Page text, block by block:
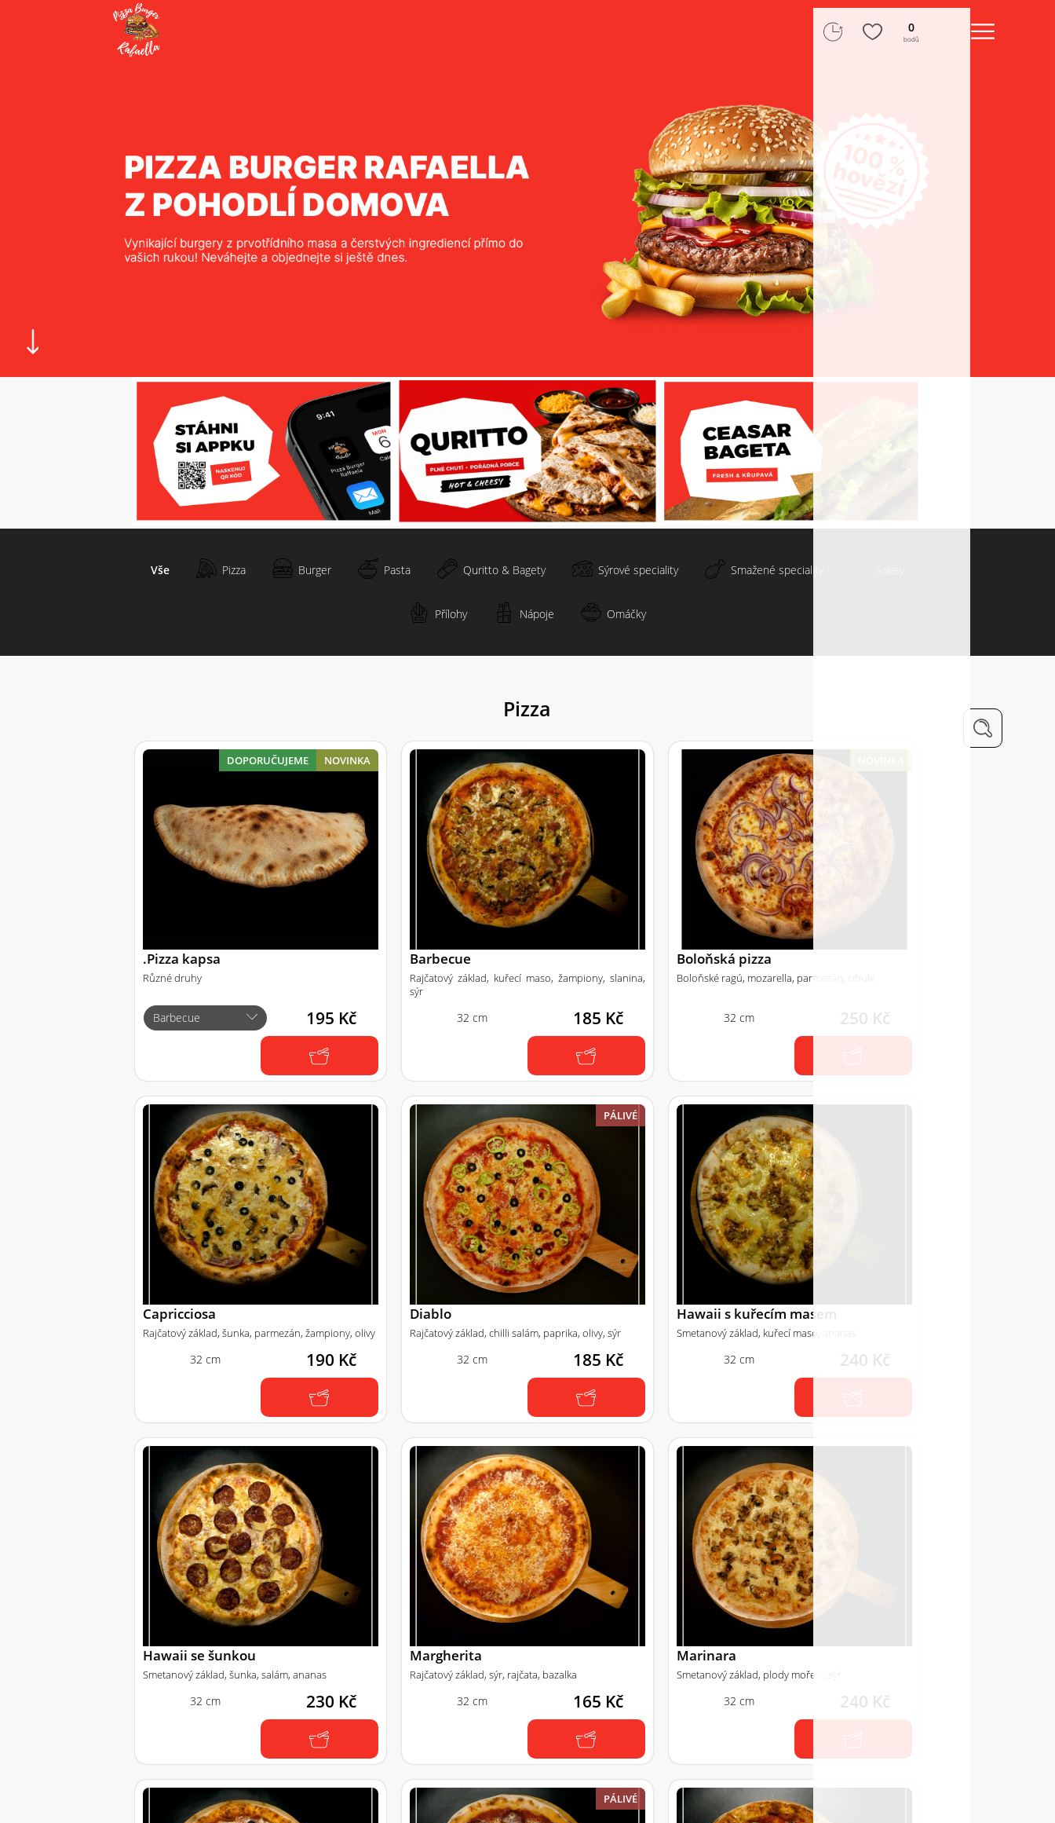
0
bodů
Vše Pizza Burger Pasta Quritto & Bagety Sýrové speciality Smažené speciality
Přílohy Nápoje Omáčky
Pizza
NOVINKA
DOPORUČUJEME
.Pizza kapsa
Různé druhy
195 Kč
Barbecue
Rajčatový základ, kuřecí maso, žampiony, slanina,
sýr
32 cm 185 Kč
Boloňská pizza
Boloňské ragú, mozarella, parmezán, cibule
32 cm 250 Kč
Capricciosa
Rajčatový základ, šunka, parmezán, žampiony, olivy
32 cm 190 Kč
PÁLIVÉ
Diablo
Rajčatový základ, chilli salám, paprika, olivy, sýr
32 cm 185 Kč
Hawaii s kuřecím masem
Smetanový základ, kuřecí maso, ananas
32 cm 240 Kč
Hawaii se šunkou
Smetanový základ, šunka, salám, ananas
32 cm 230 Kč
Margherita
Rajčatový základ, sýr, rajčata, bazalka
32 cm 165 Kč
Marinara
Smetanový základ, plody moře - , sýr
32 cm 240 Kč
PÁLIVÉ